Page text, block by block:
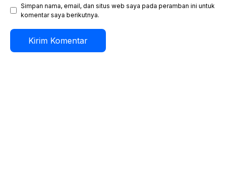
Simpan nama, email, dan situs web saya pada peramban ini untuk
komentar saya berikutnya.